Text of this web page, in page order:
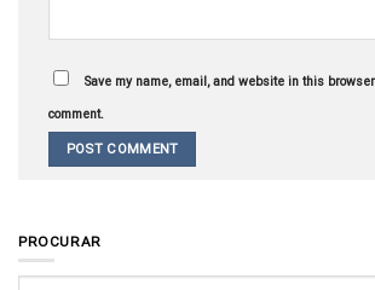
Save my name, email, and website in this
comment.
PROCURAR